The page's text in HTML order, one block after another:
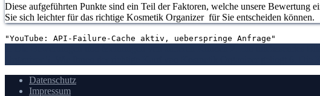
Diese aufgeführten Punkte sind ein Teil der Faktoren, welche unsere Bewertung
Sie sich leichter für das richtige Kosmetik Organizer für Sie entscheiden können.
"YouTube: API-Failure-Cache aktiv, ueberspringe Anfrage"
Datenschutz
Impressum